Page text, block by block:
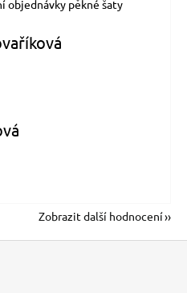
objednávky pěkné šaty
je 5 z 5 hvězdiček.
je 5 z 5 hvězdiček.
Zobrazit další hodnocení